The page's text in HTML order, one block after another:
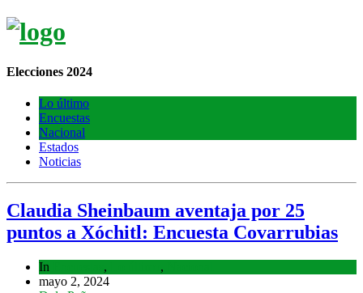
Elecciones 2024
Lo último
Encuestas
Nacional
Estados
Noticias
Claudia Sheinbaum aventaja por 25
puntos a Xóchitl: Encuesta Covarrubias
In , ,
mayo 2, 2024